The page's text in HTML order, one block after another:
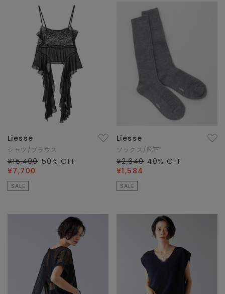
Liesse
シャツ/ブラウス
¥15,400 50 % OFF
¥7,700
SALE
Liesse
ソックス/靴下
¥2,640 40% OFF
¥1,584
SALE